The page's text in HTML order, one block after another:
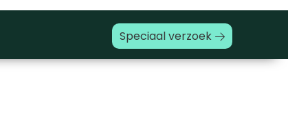
Speciaal verzoek